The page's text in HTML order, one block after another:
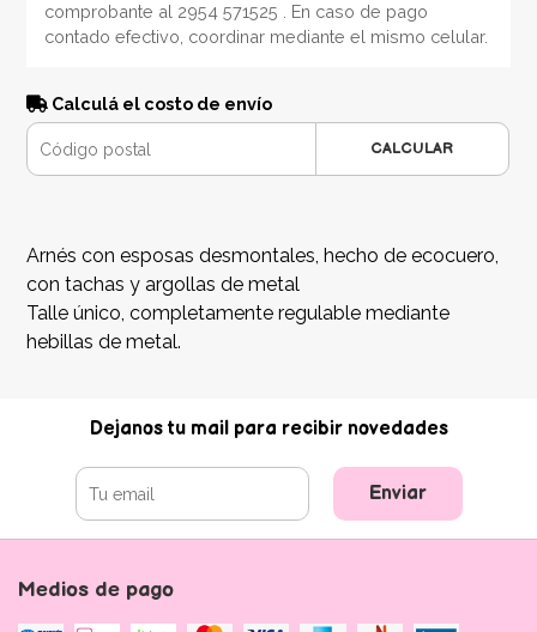
comprobante al 2954 571525 . En caso de pago
contado efectivo, coordinar mediante el mismo celular.
Calculá el costo de envío
CALCULAR
Arnés con esposas desmontales, hecho de ecocuero,
con tachas y argollas de metal
Talle único, completamente regulable mediante
hebillas de metal.
Dejanos tu mail para recibir novedades
Enviar
Medios de pago